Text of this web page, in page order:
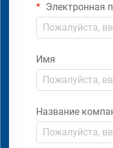
Электронная
Имя
Название